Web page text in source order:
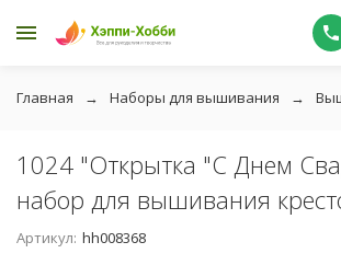
Главная Наборы для вышивания
1024 "Открытка "С Днем
набор для вышивания
Артикул: hh008368